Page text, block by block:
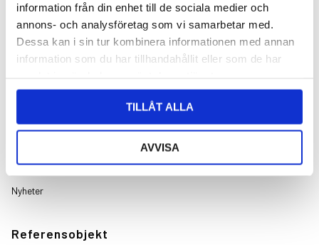
information från din enhet till de sociala medier och
annons- och analysföretag som vi samarbetar med.
Dessa kan i sin tur kombinera informationen med annan
information som du har tillhandahållit eller som de har
TILLÅT ALLA
AVVISA
Projekt
Nyheter
Referensobjekt